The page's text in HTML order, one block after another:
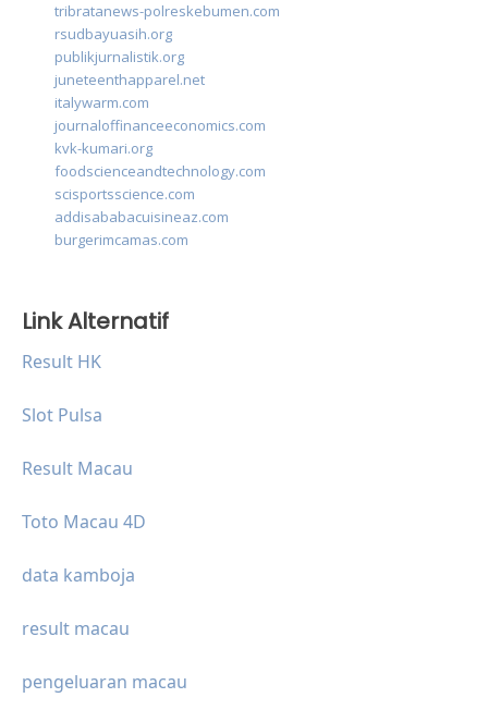
tribratanews-polreskebumen.com
rsudbayuasih.org
publikjurnalistik.org
juneteenthapparel.net
italywarm.com
journaloffinanceeconomics.com
kvk-kumari.org
foodscienceandtechnology.com
scisportsscience.com
addisababacuisineaz.com
burgerimcamas.com
Link Alternatif
Result HK
Slot Pulsa
Result Macau
Toto Macau 4D
data kamboja
result macau
pengeluaran macau